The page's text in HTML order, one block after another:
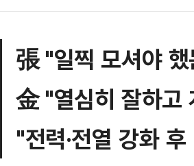
張 "일찍 모셔야
金 "열심히 잘하고
"전력·전열 강화